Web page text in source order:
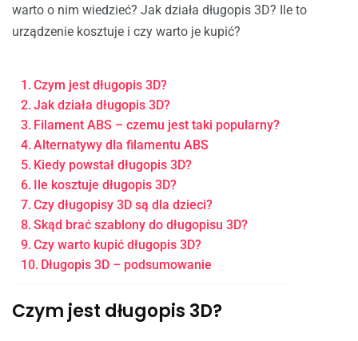
warto o nim wiedzieć? Jak działa długopis 3D? Ile to
urządzenie kosztuje i czy warto je kupić?
Czym jest długopis 3D?
Jak działa długopis 3D?
Filament ABS – czemu jest taki popularny?
Alternatywy dla filamentu ABS
Kiedy powstał długopis 3D?
Ile kosztuje długopis 3D?
Czy długopisy 3D są dla dzieci?
Skąd brać szablony do długopisu 3D?
Czy warto kupić długopis 3D?
Długopis 3D – podsumowanie
Czym jest długopis 3D?